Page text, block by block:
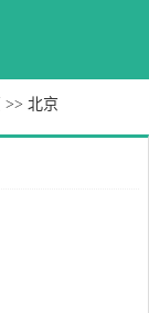
>> 北京